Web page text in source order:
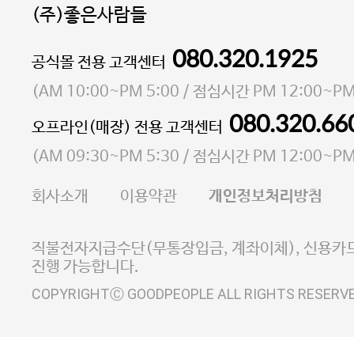
(주)좋은사람들
대표 이성현,박영환| 개인정보관리책임자 김상현
소재지 서울특별시 마포구 마포대로4다길 41 마포
통신판매업 신고번호 2023-서울마포-3931호
사업자등록번호 105-81-58242
E-MAIL goodpeople@gpin.co.kr
사업자정보확인
이니시스 에스크로 서비
공식몰 전용 고객센터 080.320.1925
(AM 10:00~PM 5:00 / 점심시간 PM
오프라인(매장) 전용 고객센터
(AM 09:30~PM 5:30 / 점심시간 PM
회사소개 이용약관 개인정보처리방침
직불전자지급수단(무통장입금, 계좌이체), 신용카
진행 가능합니다.
COPYRIGHTⒸ GOODPEOPLE ALL RIGHTS